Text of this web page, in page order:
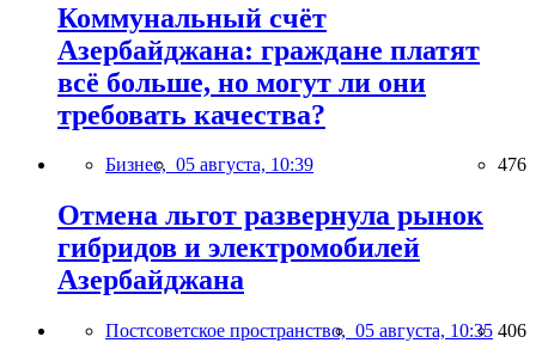
Коммунальный счёт
Азербайджана: граждане платят
всё больше, но могут ли они
требовать качества?
Бизнес, 05 августа, 10:39 476
Отмена льгот развернула рынок
гибридов и электромобилей
Азербайджана
Постсоветское пространство, 05 августа, 10:35 406